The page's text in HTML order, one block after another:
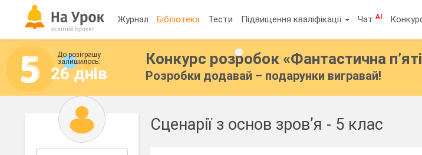
Журнал Бібліотека Тести Підвищення кваліфікації ЧатAI
До розіграшу
залишилось:
26 днів
Конкурс розробок «Фантастична
Розробки додавай – подарунки вигравай!
Сценарії з основ зров’я - 5 клас